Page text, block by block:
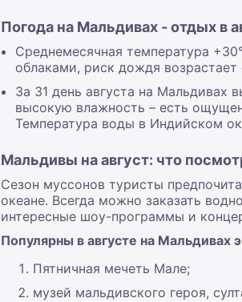
Погода на Мальдивах - отдых в
Среднемесячная температура
облаками, риск дождя возрастает
За 31 день августа на Мальдивах
высокую влажность – есть
Температура воды в Индийском
Мальдивы на август: что
Сезон муссонов туристы
океане. Всегда можно заказать
интересные шоу-программы и
Популярны в августе на Мальдивах
Пятничная мечеть Мале;
музей мальдивского героя,